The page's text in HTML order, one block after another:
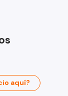
aquí?